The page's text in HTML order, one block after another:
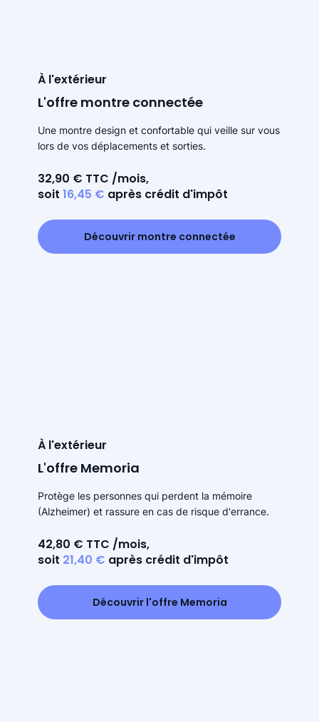
À l'extérieur
L'offre montre connectée
Une montre design et confortable qui veille sur vous
lors de vos déplacements et sorties.
32,90 € TTC /mois,
soit 16,45 € après crédit d'impôt
Découvrir montre connectée
À l'extérieur
L'offre Memoria
Protège les personnes qui perdent la mémoire
(Alzheimer) et rassure en cas de risque d'errance.
42,80 € TTC /mois,
soit 21,40 € après crédit d'impôt
Découvrir l'offre Memoria